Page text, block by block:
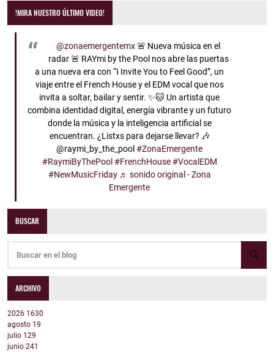
!MIRA NUESTRO ÚLTIMO VIDEO!
@zonaemergentemx🚨 Nueva música en el
radar 🚨 RAYmi by the Pool nos abre las puertas
a una nueva era con “I Invite You to Feel Good”, un
viaje entre el French House y el EDM vocal que nos
invita a soltar, bailar y sentir. ✨🐱 Un artista que
combina identidad digital, energía vibrante y un futuro
donde la música y la inteligencia artificial se
encuentran. ¿Listxs para dejarse llevar? 🎶
@raymi_by_the_pool #ZonaEmergente
#RaymiByThePool #FrenchHouse #VocalEDM
#NewMusicFriday ♬ sonido original - Zona
Emergente
BUSCAR
ARCHIVO
2026 1630
agosto 19
julio 129
junio 241